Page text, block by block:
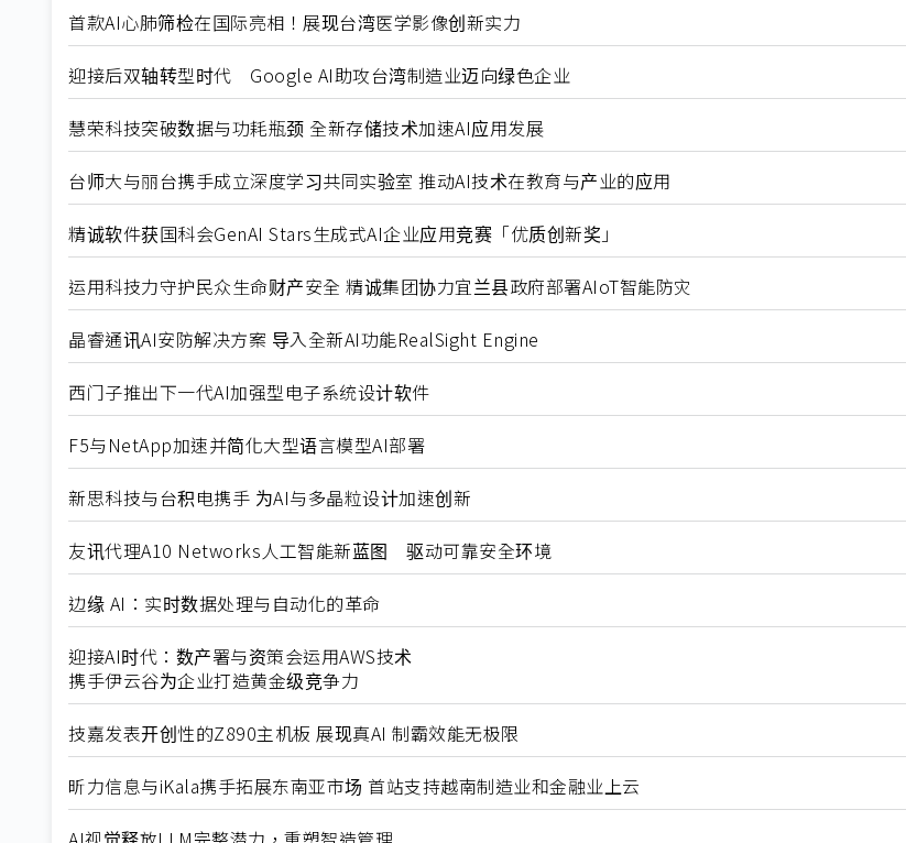
首款AI心肺筛检在国际亮相！展现台湾医学影像创新实力
迎接后双轴转型时代 Google AI助攻台湾制造业迈向绿色企业
慧荣科技突破数据与功耗瓶颈 全新存储技术加速AI应用发展
台师大与丽台携手成立深度学习共同实验室 推动AI技术在教育与产业的应用
精诚软件获国科会GenAI Stars生成式AI企业应用竞赛「优质创新奖」
运用科技力守护民众生命财产安全 精诚集团协力宜兰县政府部署AIoT智能防灾
晶睿通讯AI安防解决方案 导入全新AI功能RealSight Engine
西门子推出下一代AI加强型电子系统设计软件
F5与NetApp加速并简化大型语言模型AI部署
新思科技与台积电携手 为AI与多晶粒设计加速创新
友讯代理A10 Networks人工智能新蓝图 驱动可靠安全环境
边缘 AI：实时数据处理与自动化的革命
迎接AI时代：数产署与资策会运用AWS技术
携手伊云谷为企业打造黄金级竞争力
技嘉发表开创性的Z890主机板 展现真AI 制霸效能无极限
昕力信息与iKala携手拓展东南亚市场 首站支持越南制造业和金融业上云